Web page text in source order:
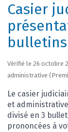
Casier
bulletins
Vérifié le 26 octobre
administrative
Le casier
et
divisé en 3
prononcées à